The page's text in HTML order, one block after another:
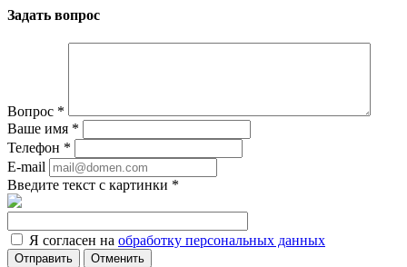
Задать вопрос
Вопрос *
Ваше имя *
Телефон *
E-mail
Введите текст с картинки *
Я согласен на обработку персональных данных
Отменить